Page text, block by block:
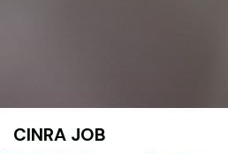
CINRA JOB